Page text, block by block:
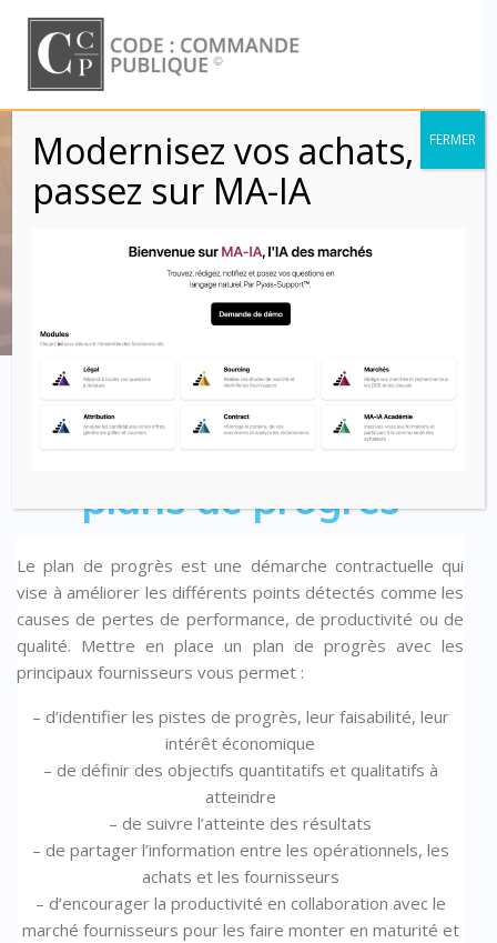
to
content
Plan de progrès
(Clauses)
Code : Commande Publique
Clausier contractuel –
plans de progrès
Le plan de progrès est une démarche contractuelle qui
vise à améliorer les différents points détectés comme les
causes de pertes de performance, de productivité ou de
qualité. Mettre en place un plan de progrès avec les
principaux fournisseurs vous permet :
– d’identifier les pistes de progrès, leur faisabilité, leur
intérêt économique
– de définir des objectifs quantitatifs et qualitatifs à
atteindre
– de suivre l’atteinte des résultats
– de partager l’information entre les opérationnels, les
achats et les fournisseurs
– d’encourager la productivité en collaboration avec le
marché fournisseurs pour les faire monter en maturité et
Modernisez vos achats,
passez sur MA-IA
FERMER